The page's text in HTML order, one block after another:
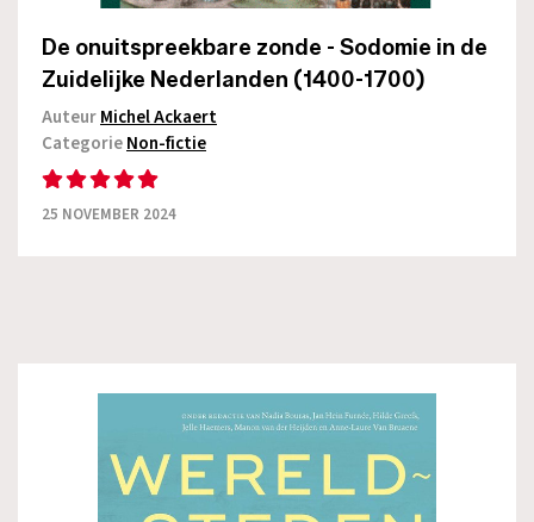
De onuitspreekbare zonde - Sodomie in de
Zuidelijke Nederlanden (1400-1700)
AuteurMichel Ackaert
CategorieNon-fictie
25 NOVEMBER 2024